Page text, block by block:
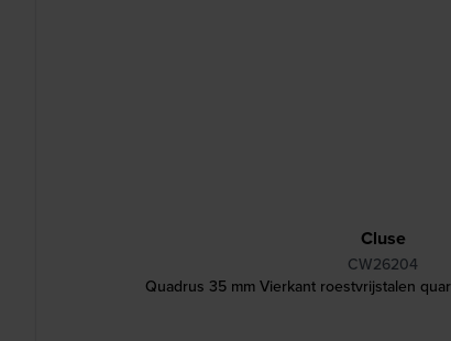
Cluse
CW26204
Quadrus 35 mm Vierkant roestvrijstalen